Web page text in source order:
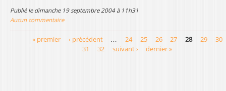
publié le dimanche 19 septembre 2004 à 11h31
Aucun commentaire
« premier ‹ précédent … 24 25 26 27 28 29
30
31
32 suivant › dernier »